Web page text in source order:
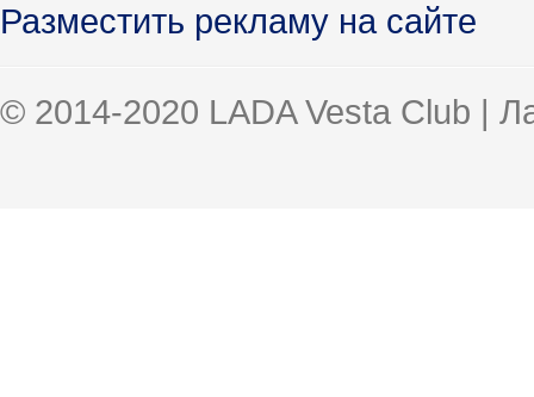
Разместить рекламу на сайте
© 2014-2020 LADA Vesta Club |